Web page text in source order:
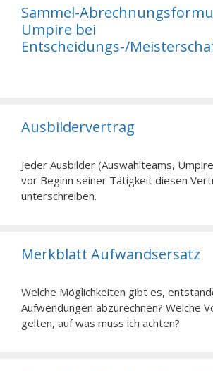
Sammel-
Umpire bei
Entscheidungs-/
Ausbildervertrag
Jeder Ausbilder (Auswahlteams,
vor Beginn seiner Tätigkeit diesen
unterschreiben.
Merkblatt Aufwandsersatz
Welche Möglichkeiten gibt es,
Aufwendungen abzurechnen? Welche
gelten, auf was muss ich achten?